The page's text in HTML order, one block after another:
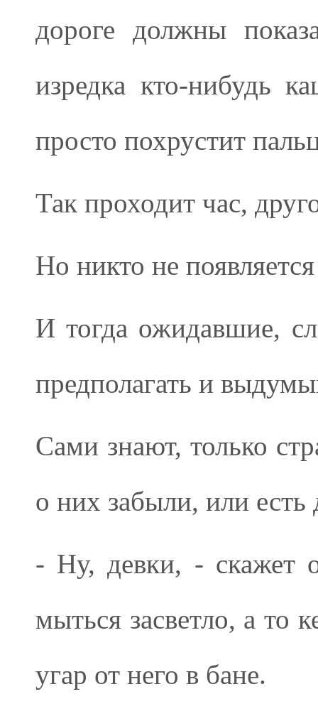
дороге должны
изредка кто-нибудь
просто похрустит
Так проходит час,
Но никто не
И тогда ожидавшие,
предполагать и
Сами знают, только
о них забыли, или есть
- Ну, девки, - скажет
мыться засветло, а то
угар от него в бане.